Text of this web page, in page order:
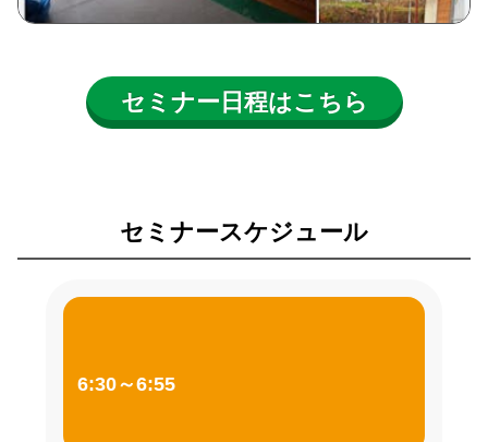
セミナー日程はこちら
セミナースケジュール
6:30～6:55